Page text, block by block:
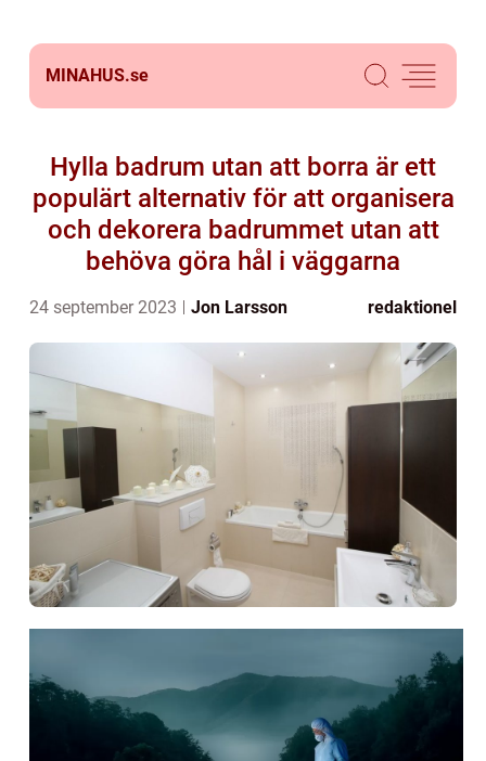
MINAHUS.se
Hylla badrum utan att borra är ett
populärt alternativ för att organisera
och dekorera badrummet utan att
behöva göra hål i väggarna
24 september 2023 Jon Larsson redaktionel